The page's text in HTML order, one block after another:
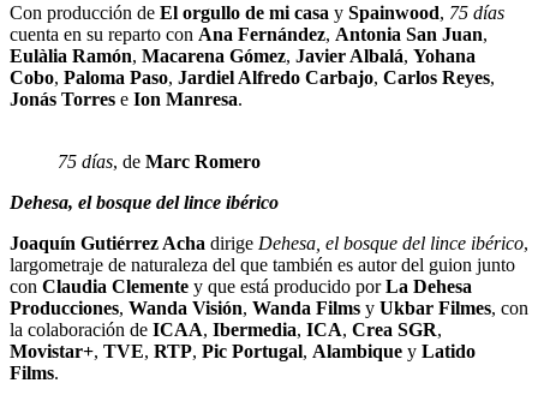
Con producción de El orgullo de mi casa y Spainwood, 75 días
cuenta en su reparto con Ana Fernández, Antonia San Juan,
Eulàlia Ramón, Macarena Gómez, Javier Albalá, Yohana
Cobo, Paloma Paso, Jardiel Alfredo Carbajo, Carlos Reyes,
Jonás Torres e Ion Manresa.
75 días, de Marc Romero
Dehesa, el bosque del lince ibérico
Joaquín Gutiérrez Acha dirige Dehesa, el bosque del lince ibérico,
largometraje de naturaleza del que también es autor del guion junto
con Claudia Clemente y que está producido porLa Dehesa
Producciones, Wanda Visión, Wanda Films y Ukbar Filmes, con
la colaboración de ICAA, Ibermedia, ICA, Crea SGR,
Movistar+, TVE, RTP, Pic Portugal, Alambique y Latido
Films.